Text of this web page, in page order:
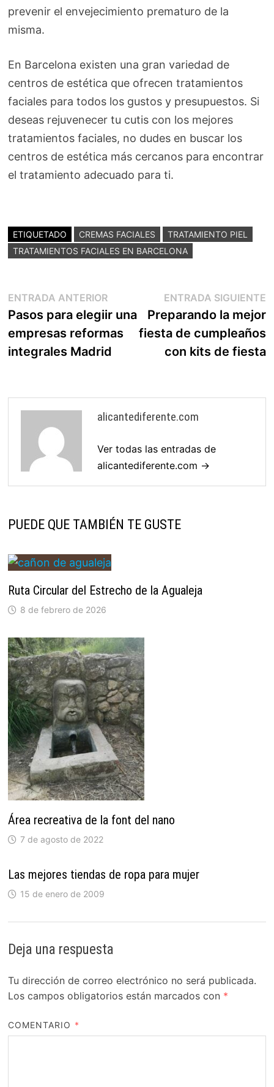
prevenir el envejecimiento prematuro de la
misma.
En Barcelona existen una gran variedad de
centros de estética que ofrecen tratamientos
faciales para todos los gustos y presupuestos. Si
deseas rejuvenecer tu cutis con los mejores
tratamientos faciales, no dudes en buscar los
centros de estética más cercanos para encontrar
el tratamiento adecuado para ti.
ETIQUETADO CREMAS FACIALES
TRATAMIENTO PIEL
TRATAMIENTOS FACIALES EN BARCELONA
Navegación
de
entradas
ENTRADA ANTERIOREntrada
anterior:
Pasos para elegiir una
empresas reformas
integrales Madrid
ENTRADA SIGUIENTE
Preparando la mejor
fiesta de cumpleaños
con kits de fiesta
alicantediferente.com
Ver todas las entradas de
alicantediferente.com →
PUEDE QUE TAMBIÉN TE GUSTE
Ruta Circular del Estrecho de la Agualeja
8 de febrero de 2026
Área recreativa de la font del nano
7 de agosto de 2022
Las mejores tiendas de ropa para mujer
15 de enero de 2009
Deja una respuesta
Tu dirección de correo electrónico no será publicada.
Los campos obligatorios están marcados con *
COMENTARIO *